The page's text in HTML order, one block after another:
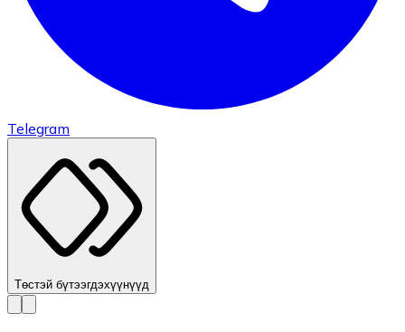
Telegram
Төстэй бүтээгдэхүүнүүд